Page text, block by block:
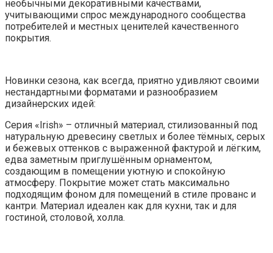
необычными декоративными качествами,
учитывающими спрос международного сообщества
потребителей и местных ценителей качественного
покрытия.
Новинки сезона, как всегда, приятно удивляют своими
нестандартными форматами и разнообразием
дизайнерских идей:
Серия «Irish» – отличный материал, стилизованный под
натуральную древесину светлых и более тёмных, серых
и бежевых оттенков с выраженной фактурой и лёгким,
едва заметным приглушённым орнаментом,
создающим в помещении уютную и спокойную
атмосферу. Покрытие может стать максимально
подходящим фоном для помещений в стиле прованс и
кантри. Материал идеален как для кухни, так и для
гостиной, столовой, холла.